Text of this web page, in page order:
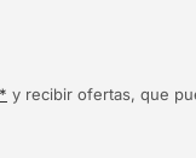
y recibir ofertas, que